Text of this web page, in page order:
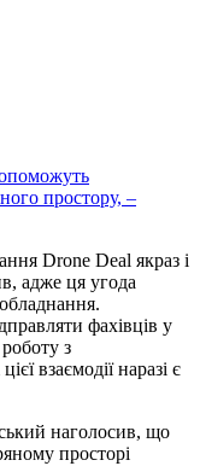
простору, –
Drone Deal якраз і
адже ця угода
фахівців у
з
взаємодії наразі є
наголосив, що
просторі